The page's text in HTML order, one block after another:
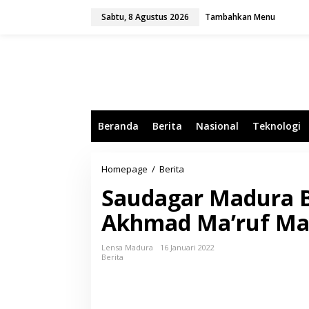
Sabtu, 8 Agustus 2026 Tambahkan Menu
Beranda Berita Nasional Teknologi
Homepage / Berita
u
d
a
g
a
Saudagar Madura
Akhmad Ma’ruf
Lensa Madura
16 Januari 2022
Berita